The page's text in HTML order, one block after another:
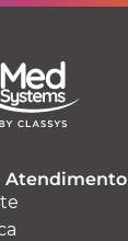
Atendimento